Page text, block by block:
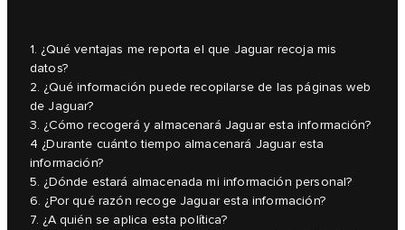
1. ¿Qué ventajas me reporta el que Jaguar recoja mis
datos?
2. ¿Qué información puede recopilarse de las páginas web
de Jaguar?
3. ¿Cómo recogerá y almacenará Jaguar esta información?
4 ¿Durante cuánto tiempo almacenará Jaguar esta
información?
5. ¿Dónde estará almacenada mi información personal?
6. ¿Por qué razón recoge Jaguar esta información?
7. ¿A quién se aplica esta política?